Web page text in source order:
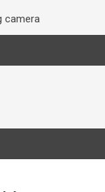
camera